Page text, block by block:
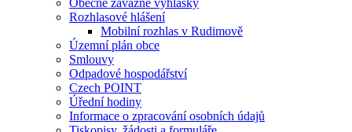
Obecně závazné vyhlášky
Rozhlasové hlášení
Mobilní rozhlas v Rudimově
Územní plán obce
Smlouvy
Odpadové hospodářství
Czech POINT
Úřední hodiny
Informace o zpracování osobních údajů